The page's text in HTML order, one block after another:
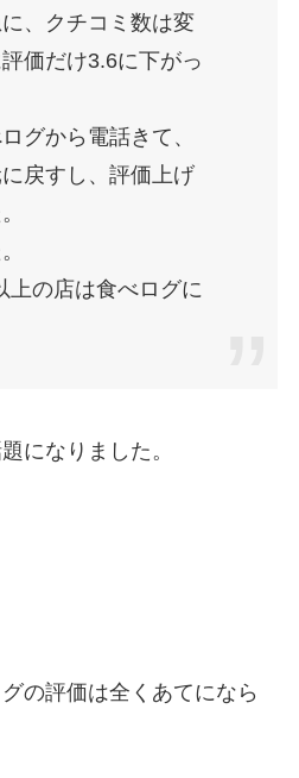
、クチコミ数は変
価だけ3.6に下がっ
グから電話きて、
戻すし、評価上げ
上の店は食べログに
になりました。
の評価は全くあてになら